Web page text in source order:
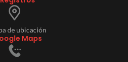
de ubicación
Maps